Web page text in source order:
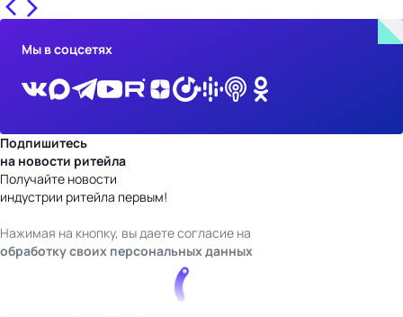
Мы в соцсетях
Подпишитесь
на новости ритейла
Получайте новости
индустрии ритейла первым!
Нажимая на кнопку, вы даете согласие на
обработку своих персональных данных